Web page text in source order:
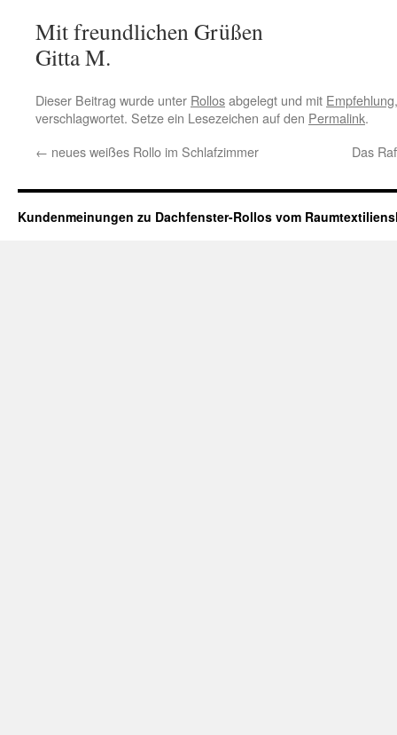
Mit freundlichen Grüßen
Gitta M.
Dieser Beitrag wurde unter Rollosabgelegt und mit Empfehlung
verschlagwortet. Setze ein Lesezeichen auf den Permalink.
← neues weißes Rollo im Schlafzimmer Das
Kundenmeinungen zu Dachfenster-Rollos vom